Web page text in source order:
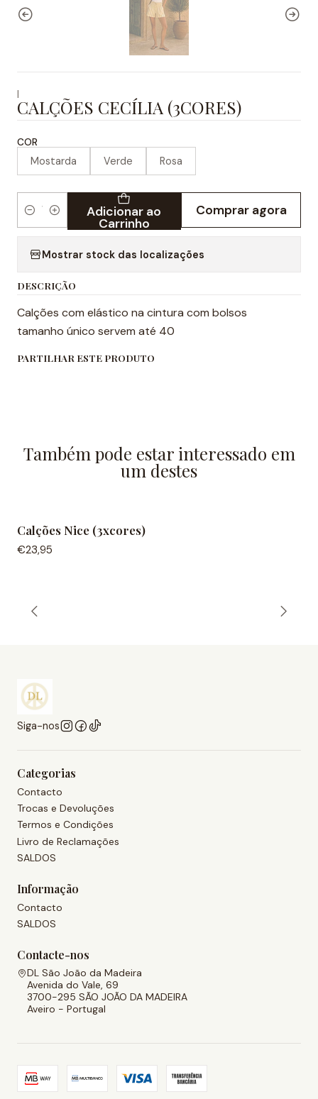
|
CALÇÕES CECÍLIA (3CORES)
COR
Mostarda Verde Rosa
Quantidade Adicionar ao
Carrinho
Comprar agora
Mostrar stock das localizações
DESCRIÇÃO
Calções com elástico na cintura com bolsos
tamanho único servem até 40
PARTILHAR ESTE PRODUTO
Também pode estar interessado em
um destes
NEW IN
Calções Nice (3xcores)
€23,95
Siga-nos
Categorias
Contacto
Trocas e Devoluções
Termos e Condições
Livro de Reclamações
SALDOS
Informação
Contacto
SALDOS
Contacte-nos
DL São João da Madeira
Avenida do Vale, 69
3700-295 SÃO JOÃO DA MADEIRA
Aveiro - Portugal